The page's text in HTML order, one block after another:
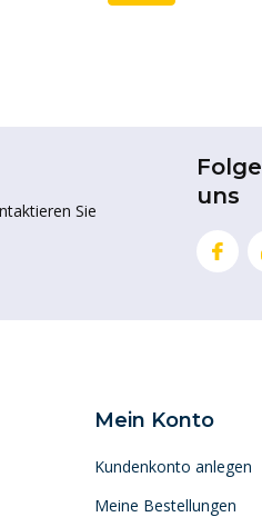
Sie
Folge
uns
Mein Konto
Kundenkonto anlegen
Meine Bestellungen